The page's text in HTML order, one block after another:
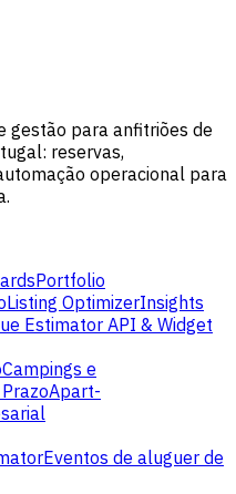
gestão para anfitriões de
reservas,
operacional para
Portfolio
Listing OptimizerInsights
Estimator API & Widget
Campings e
Apart-
Eventos de aluguer de